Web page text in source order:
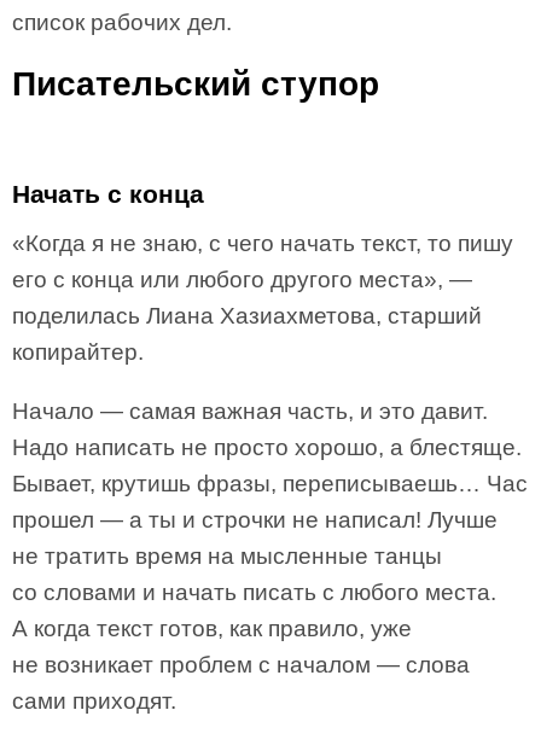
список рабочих дел.
Писательский ступор
Начать с конца
«Когда я не знаю, с чего начать текст, то пишу
его с конца или любого другого места», —
поделилась Лиана Хазиахметова, старший
копирайтер.
Начало — самая важная часть, и это давит.
Надо написать не просто хорошо, а блестяще.
Бывает, крутишь фразы, переписываешь… Час
прошел — а ты и строчки не написал! Лучше
не тратить время на мысленные танцы
со словами и начать писать с любого места.
А когда текст готов, как правило, уже
не возникает проблем с началом — слова
сами приходят.